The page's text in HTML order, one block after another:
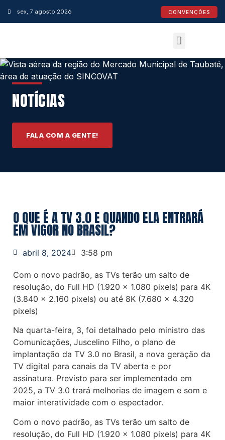
sex, 7 agosto 2026 CONVENÇÕES
NOTÍCIAS
FALA COM A GENTE!
O QUE É A TV 3.0 E QUANDO ELA ENTRARÁ
EM VIGOR NO BRASIL?
abril 8, 2024 3:58 pm
Com o novo padrão, as TVs terão um salto de
resolução, do Full HD (1.920 x 1.080 pixels) para 4K
(3.840 x 2.160 pixels) ou até 8K (7.680 x 4.320
pixels)
Na quarta-feira, 3, foi detalhado pelo ministro das
Comunicações, Juscelino Filho, o plano de
implantação da TV 3.0 no Brasil, a nova geração da
TV digital para canais da TV aberta e por
assinatura. Previsto para ser implementado em
2025, a TV 3.0 trará melhorias de imagem e som e
maior interatividade com o espectador.
Com o novo padrão, as TVs terão um salto de
resolução, do Full HD (1.920 x 1.080 pixels) para 4K